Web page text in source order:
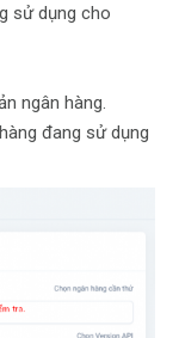
sử dụng cho
ngân hàng.
đang sử dụng